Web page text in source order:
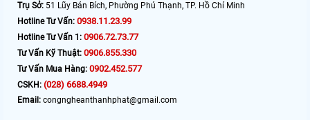
Trụ Sở: 51 Lũy Bán Bích, Phường Phú Thạnh, TP. Hồ Chí Minh
Hotline Tư Vấn: 0938.11.23.99
Hotline Tư Vấn 1: 0906.72.73.77
Tư Vấn Kỹ Thuật: 0906.855.330
Tư Vấn Mua Hàng: 0902.452.577
CSKH: (028) 6688.4949
Email: congngheanthanhphat@gmail.com